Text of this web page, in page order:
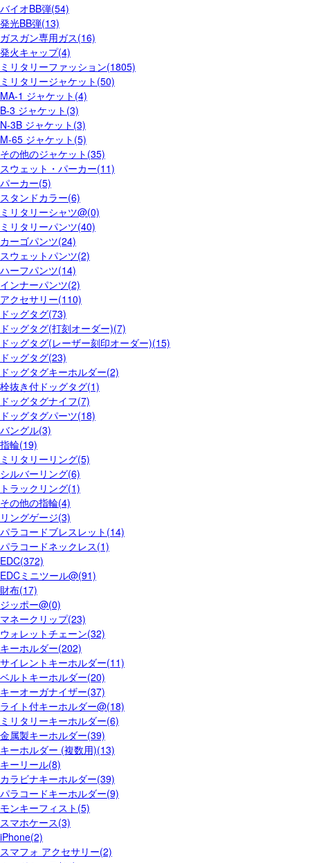
バイオBB弾(54)
発光BB弾(13)
ガスガン専用ガス(16)
発火キャップ(4)
ミリタリーファッション(1805)
ミリタリージャケット(50)
MA-1 ジャケット(4)
B-3 ジャケット(3)
N-3B ジャケット(3)
M-65 ジャケット(5)
その他のジャケット(35)
スウェット・パーカー(11)
パーカー(5)
スタンドカラー(6)
ミリタリーシャツ@(0)
ミリタリーパンツ(40)
カーゴパンツ(24)
スウェットパンツ(2)
ハーフパンツ(14)
インナーパンツ(2)
アクセサリー(110)
ドッグタグ(73)
ドッグタグ(打刻オーダー)(7)
ドッグタグ(レーザー刻印オーダー)(15)
ドッグタグ(23)
ドッグタグキーホルダー(2)
栓抜き付ドッグタグ(1)
ドッグタグナイフ(7)
ドッグタグパーツ(18)
バングル(3)
指輪(19)
ミリタリーリング(5)
シルバーリング(6)
トラックリング(1)
その他の指輪(4)
リングゲージ(3)
パラコードブレスレット(14)
パラコードネックレス(1)
EDC(372)
EDCミニツール@(91)
財布(17)
ジッポー@(0)
マネークリップ(23)
ウォレットチェーン(32)
キーホルダー(202)
サイレントキーホルダー(11)
ベルトキーホルダー(20)
キーオーガナイザー(37)
ライト付キーホルダー@(18)
ミリタリーキーホルダー(6)
金属製キーホルダー(39)
キーホルダー (複数用)(13)
キーリール(8)
カラビナキーホルダー(39)
パラコードキーホルダー(9)
モンキーフィスト(5)
スマホケース(3)
iPhone(2)
スマフォ アクセサリー(2)